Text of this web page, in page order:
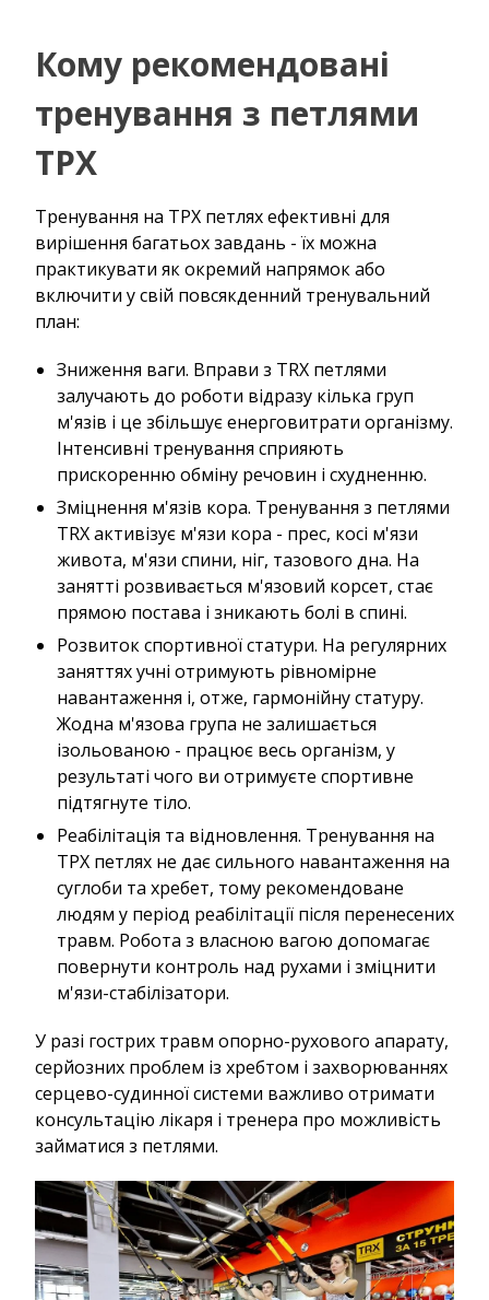
Кому рекомендовані
тренування з петлями
ТРХ
Тренування на ТРХ петлях ефективні для
вирішення багатьох завдань - їх можна
практикувати як окремий напрямок або
включити у свій повсякденний тренувальний
план:
Зниження ваги. Вправи з TRX петлями
залучають до роботи відразу кілька груп
м'язів і це збільшує енерговитрати організму.
Інтенсивні тренування сприяють
прискоренню обміну речовин і схудненню.
Зміцнення м'язів кора. Тренування з петлями
TRX активізує м'язи кора - прес, косі м'язи
живота, м'язи спини, ніг, тазового дна. На
занятті розвивається м'язовий корсет, стає
прямою постава і зникають болі в спині.
Розвиток спортивної статури. На регулярних
заняттях учні отримують рівномірне
навантаження і, отже, гармонійну статуру.
Жодна м'язова група не залишається
ізольованою - працює весь організм, у
результаті чого ви отримуєте спортивне
підтягнуте тіло.
Реабілітація та відновлення. Тренування на
ТРХ петлях не дає сильного навантаження на
суглоби та хребет, тому рекомендоване
людям у період реабілітації після перенесених
травм. Робота з власною вагою допомагає
повернути контроль над рухами і зміцнити
м'язи-стабілізатори.
У разі гострих травм опорно-рухового апарату,
серйозних проблем із хребтом і захворюваннях
серцево-судинної системи важливо отримати
консультацію лікаря і тренера про можливість
займатися з петлями.